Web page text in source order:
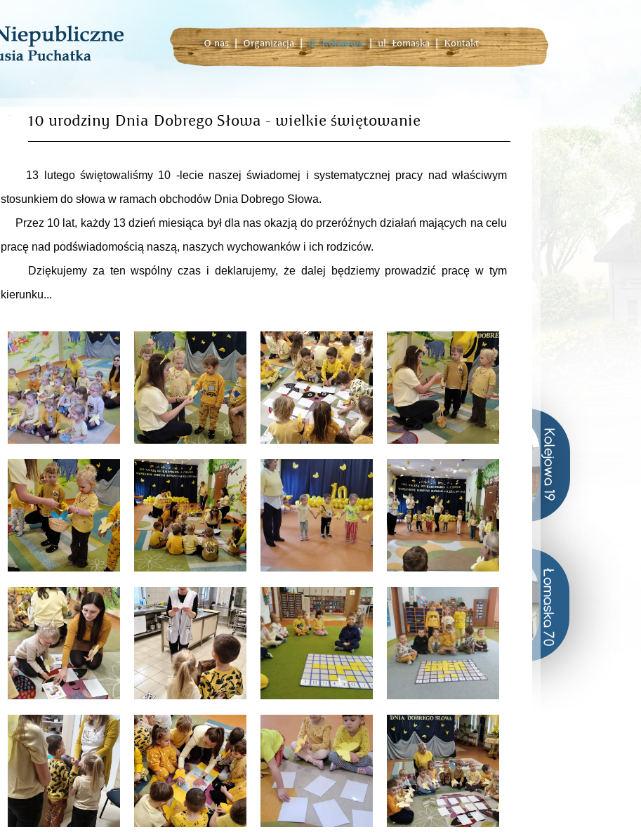
O nas | Organizacja | ul. Kolejowa | ul. Łomaska | Kontakt
10 urodziny Dnia Dobrego Słowa - wielkie świętowanie
13 lutego świętowaliśmy 10 -lecie naszej świadomej i systematycznej pracy nad właściwym
stosunkiem do słowa w ramach obchodów Dnia Dobrego Słowa.
Przez 10 lat, każdy 13 dzień miesiąca był dla nas okazją do przeróźnych działań mających na celu
pracę nad podświadomością naszą, naszych wychowanków i ich rodziców.
Dziękujemy za ten wspólny czas i deklarujemy, że dalej będziemy prowadzić pracę w tym
kierunku...